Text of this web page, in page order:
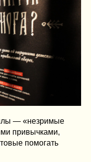
— «незримые
привычками,
помогать